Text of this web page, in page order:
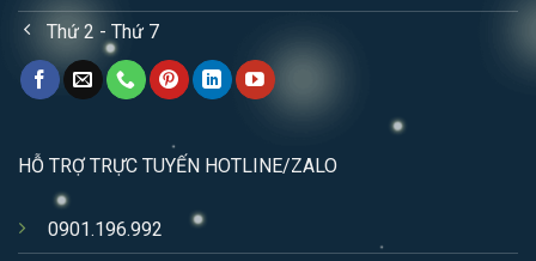
Thứ 2 - Thứ 7
HỖ TRỢ TRỰC TUYẾN HOTLINE/ZALO
0901.196.992